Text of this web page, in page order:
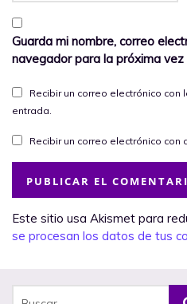
Guarda mi nombre, correo
navegador para la próxima
Recibir un correo electrónico
entrada.
Recibir un correo electrónico con
Este sitio usa Akismet para
se procesan los datos de tus